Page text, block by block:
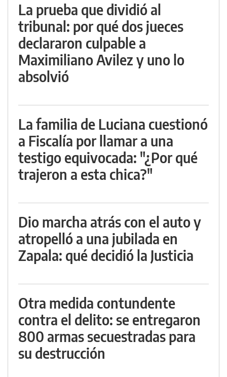
La prueba que dividió al
tribunal: por qué dos jueces
declararon culpable a
Maximiliano Avilez y uno lo
absolvió
La familia de Luciana cuestionó
a Fiscalía por llamar a una
testigo equivocada: "¿Por qué
trajeron a esta chica?"
Dio marcha atrás con el auto y
atropelló a una jubilada en
Zapala: qué decidió la Justicia
Otra medida contundente
contra el delito: se entregaron
800 armas secuestradas para
su destrucción